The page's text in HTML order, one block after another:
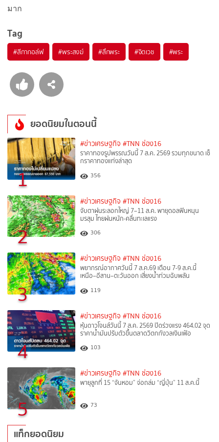
มาก
Tag
#สีกากอล์ฟ #พระสงฆ์ #สึกพระ #จิตเวช #พระ
ยอดนิยมในตอนนี้
1
#ข่าวเศรษฐกิจ #TNN ช่อง16
ราคาทองรูปพรรณวันนี้ 7 ส.ค. 2569 รวมทุกขนาด เช็
กราคาทองแท่งล่าสุด
356
2
#ข่าวเศรษฐกิจ #TNN ช่อง16
จับตาฝนระลอกใหญ่ 7–11 ส.ค. พายุดอลฟินหนุน
มรสุม ไทยฝนหนัก-คลื่นทะเลแรง
306
3
#ข่าวเศรษฐกิจ #TNN ช่อง16
พยากรณ์อากาศวันนี้ 7 ส.ค.69 เตือน 7-9 ส.ค.นี้
เหนือ–อีสาน–ตะวันออก เสี่ยงน้ำท่วมฉับพลัน
119
4
#ข่าวเศรษฐกิจ #TNN ช่อง16
หุ้นดาวโจนส์วันนี้ 7 ส.ค. 2569 ปิดร่วงแรง 464.02 จุด
ราคาน้ำมันปรับตัวขึ้นตลาดวิตกกังวลเงินเฟ้อ
103
5
#ข่าวเศรษฐกิจ #TNN ช่อง16
พายุลูกที่ 15 “จันหอม” จ่อถล่ม “ญี่ปุ่น” 11 ส.ค.นี้
73
แท็กยอดนิยม